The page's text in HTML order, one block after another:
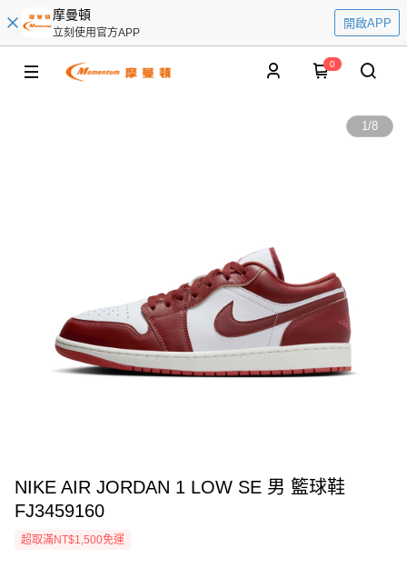
摩曼頓
立刻使用官方APP
開啟APP
0
1/8
NIKE AIR JORDAN 1 LOW SE 男 籃球鞋
FJ3459160
超取滿NT$1,500免運